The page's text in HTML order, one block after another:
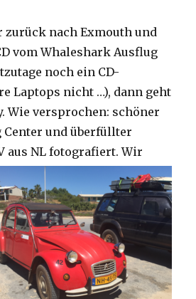
nach Exmouth und
vom Whaleshark Ausflug
noch ein CD-
Laptops nicht …), dann geht
Wie versprochen: schöner
Center und überfüllter
aus NL fotografiert. Wir